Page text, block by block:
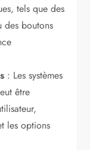
tels que des
des boutons
: Les systèmes
être
les options